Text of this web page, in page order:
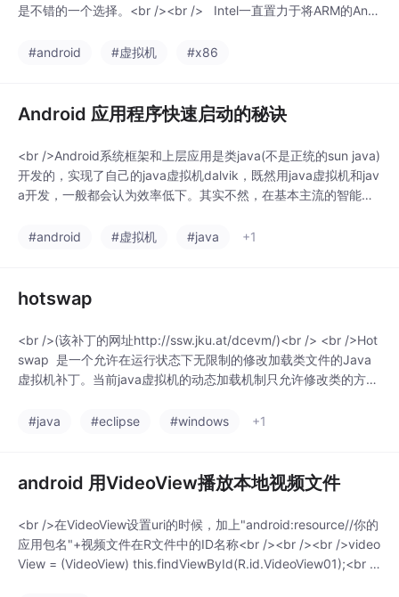
是不错的一个选择。<br /><br /> Intel一直置力于将ARM的Andr
兼容的笔记本电脑， 您可是通过设置可启用驱动USB或者虚拟机
#android #虚拟机 #x86
Android 应用程序快速启动的秘诀
<br />Android系统框架和上层应用是类java(不是正统的sun java)
开发的，实现了自己的java虚拟机dalvik，既然用java虚拟机和jav
a开发，一般都会认为效率低下。其实不然，在基本主流的智能手
么android效率为什么这么的高呢?特别是一个应用程序的启动时间
#android #虚拟机 #java +1
hotswap
<br />(该补丁的网址http://ssw.jku.at/dcevm/)<br /> <br />Hot
swap 是一个允许在运行状态下无限制的修改加载类文件的Java
虚拟机补丁。当前java虚拟机的动态加载机制只允许修改类的方法
至可以改变一个类的父类。<br />Hotswap补丁是基于GPL v2.0
#java #eclipse #windows +1
android 用VideoView播放本地视频文件
<br />在VideoView设置uri的时候，加上"android:resource//你的
应用包名"+视频文件在R文件中的ID名称<br /><br /><br />video
View = (VideoView) this.findViewById(R.id.VideoView01);<br /